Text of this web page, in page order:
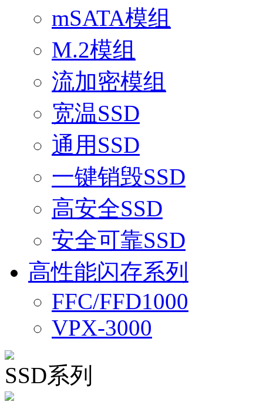
mSATA模组
M.2模组
流加密模组
宽温SSD
通用SSD
一键销毁SSD
高安全SSD
安全可靠SSD
高性能闪存系列
FFC/FFD1000
VPX-3000
SSD系列